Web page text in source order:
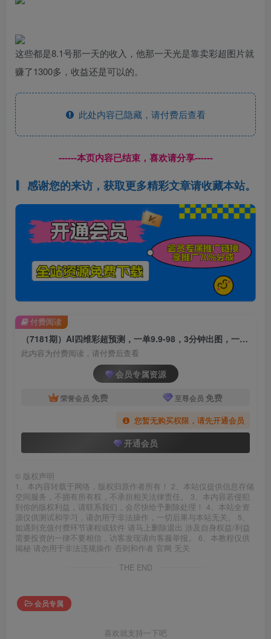
这些都是8.1号那一天的收入，他那一天光是靠卖彩超图片就
赚了1300多，收益还是可以的。
此处内容已隐藏，请付费后查看
------本页内容已结束，喜欢请分享------
感谢您的来访，获取更多精彩文章请收藏本站。
（7181期）AI四维彩超预测，一单9.9-98，3分钟出图，一天变现1000+
此内容为付费阅读，请付费后查看
会员专属资源
荣誉会员 免费 至尊会员 免费
您暂无购买权限，请先开通会员
开通会员
付费阅读
© 版权声明
1、本内容转载于网络，版权归原作者所有！ 2、本站仅提供信息存储
空间服务，不拥有所有权，不承担相关法律责任。 3、本内容若侵犯
到你的版权利益，请联系我们，会尽快给予删除处理！ 4、本站全资
源仅供测试和学习，请勿用于非法操作，一切后果与本站无关。 5、
如遇到充值付费环节课程或软件 请马上删除退出 涉及自身权益/利益
需要投资的一律不要相信，访客发现请向客服举报。 6、本教程仅供
揭秘 请勿用于非法违规操作 否则和作者 官网 无关
THE END
会员专属
喜欢就支持一下吧